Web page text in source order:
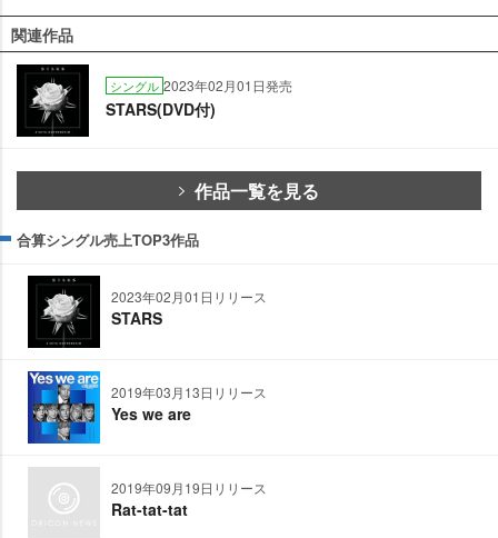
関連作品
シングル 2023年02月01日発売
STARS(DVD付)
作品一覧を見る
合算シングル売上TOP3作品
2023年02月01日リリース
STARS
2019年03月13日リリース
Yes we are
2019年09月19日リリース
Rat-tat-tat